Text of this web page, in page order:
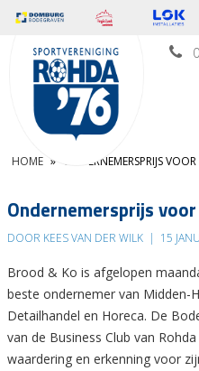
HOME » ONDERNEMERSPRIJS
Ondernemersprijs
DOOR KEES VAN DER WILK | 15
Brood & Ko is afgelopen
beste ondernemer van Midden-
Detailhandel en Horeca. De
van de Business Club van
waardering en erkenning voor